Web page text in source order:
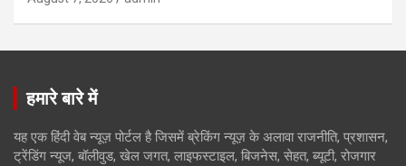
हमारे बारे में
यह एक हिंदी वेब न्यूज़ पोर्टल है जिसमें ब्रेकिंग न्यूज़ के अलावा राजनीति, प्रशासन,
ट्रेंडिंग न्यूज, बॉलीवुड, खेल जगत, लाइफस्टाइल, बिजनेस, सेहत, ब्यूटी, रोजगार